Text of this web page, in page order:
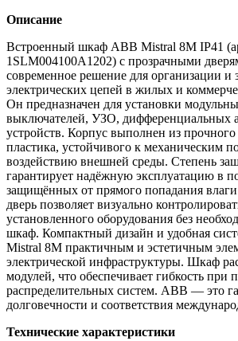
Описание
Встроенный шкаф ABB Mistral 8M IP41
1SLM004100A1202) с прозрачными
современное решение для организации и
электрических цепей в жилых и
Он предназначен для установки
выключателей, УЗО, дифференциальных
устройств. Корпус выполнен из
пластика, устойчивого к механическим
воздействию внешней среды. Степень
гарантирует надёжную эксплуатацию в
защищённых от прямого попадания
дверь позволяет визуально
установленного оборудования без
шкаф. Компактный дизайн и удобная
Mistral 8M практичным и эстетичным
электрической инфраструктуры. Шкаф
модулей, что обеспечивает гибкость при
распределительных систем. ABB — это
долговечности и соответствия
Технические характеристики